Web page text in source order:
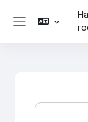
Перейти до
Бокова панель